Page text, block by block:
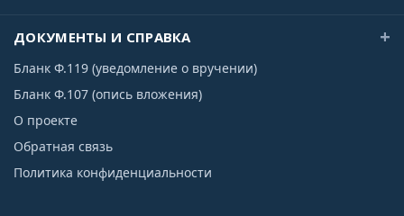
ДОКУМЕНТЫ И СПРАВКА
Бланк Ф.119 (уведомление о вручении)
Бланк Ф.107 (опись вложения)
О проекте
Обратная связь
Политика конфиденциальности